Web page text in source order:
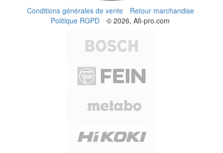
Conditions générales de vente
Retour marchandise
Politique RGPD
© 2026, Afi-pro.com